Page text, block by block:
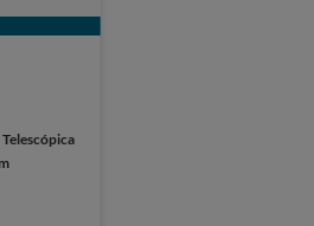
Telescópica